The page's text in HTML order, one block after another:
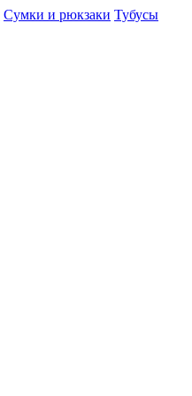
Сумки и рюкзаки Тубусы